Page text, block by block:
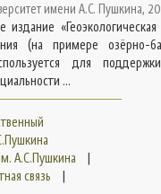
имени А.С. Пушкина,
издание
(на примере озёрно-
для
...
А.С.Пушкина
|
связь
|